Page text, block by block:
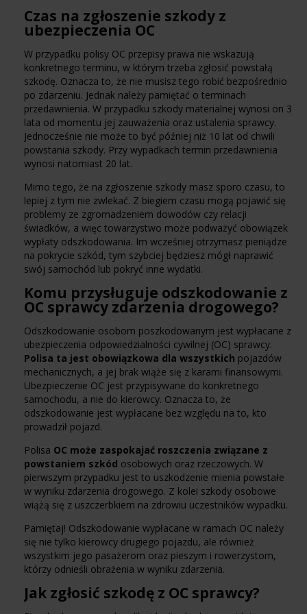
Czas na zgłoszenie szkody z
ubezpieczenia OC
W przypadku polisy OC przepisy prawa nie wskazują
konkretnego terminu, w którym trzeba zgłosić powstałą
szkodę. Oznacza to, że nie musisz tego robić bezpośrednio
po zdarzeniu. Jednak należy pamiętać o terminach
przedawnienia. W przypadku szkody materialnej wynosi on 3
lata od momentu jej zauważenia oraz ustalenia sprawcy.
Jednocześnie nie może to być później niż 10 lat od chwili
powstania szkody. Przy wypadkach termin przedawnienia
wynosi natomiast 20 lat.
Mimo tego, że na zgłoszenie szkody masz sporo czasu, to
lepiej z tym nie zwlekać. Z biegiem czasu mogą pojawić się
problemy ze zgromadzeniem dowodów czy relacji
świadków, a więc towarzystwo może podważyć obowiązek
wypłaty odszkodowania. Im wcześniej otrzymasz pieniądze
na pokrycie szkód, tym szybciej będziesz mógł naprawić
swój samochód lub pokryć inne wydatki.
Komu przysługuje odszkodowanie z
OC sprawcy zdarzenia drogowego?
Odszkodowanie osobom poszkodowanym jest wypłacane z
ubezpieczenia odpowiedzialności cywilnej (OC) sprawcy.
Polisa ta jest obowiązkowa dla wszystkich pojazdów
mechanicznych, a jej brak wiąże się z karami finansowymi.
Ubezpieczenie OC jest przypisywane do konkretnego
samochodu, a nie do kierowcy. Oznacza to, że
odszkodowanie jest wypłacane bez względu na to, kto
prowadził pojazd.
Polisa OC może zaspokajać roszczenia związane z
powstaniem szkód osobowych oraz rzeczowych. W
pierwszym przypadku jest to uszkodzenie mienia powstałe
w wyniku zdarzenia drogowego. Z kolei szkody osobowe
wiążą się z uszczerbkiem na zdrowiu uczestników wypadku.
Pamiętaj! Odszkodowanie wypłacane w ramach OC należy
się nie tylko kierowcy drugiego pojazdu, ale również
wszystkim jego pasażerom oraz pieszym i rowerzystom,
którzy odnieśli obrażenia w wyniku zdarzenia.
Jak zgłosić szkodę z OC sprawcy?